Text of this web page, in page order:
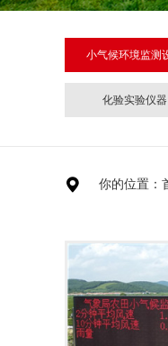
小气候环境监测
化验实验仪器
 你的位置：